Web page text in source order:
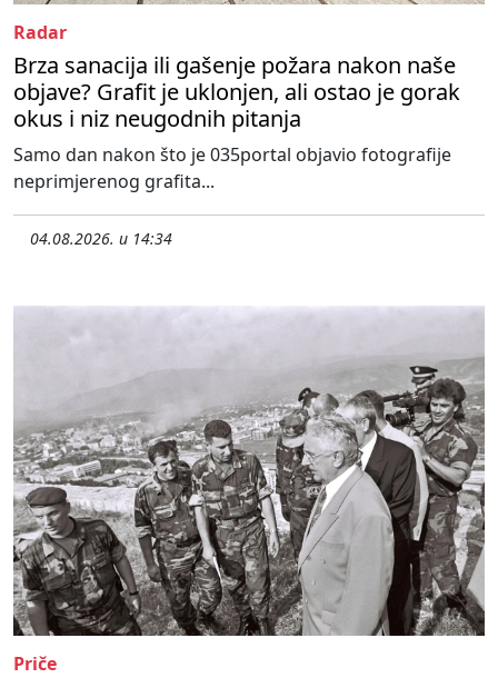
Radar
Brza sanacija ili gašenje požara nakon naše
objave? Grafit je uklonjen, ali ostao je gorak
okus i niz neugodnih pitanja
Samo dan nakon što je 035portal objavio fotografije
neprimjerenog grafita...
04.08.2026. u 14:34
Priče